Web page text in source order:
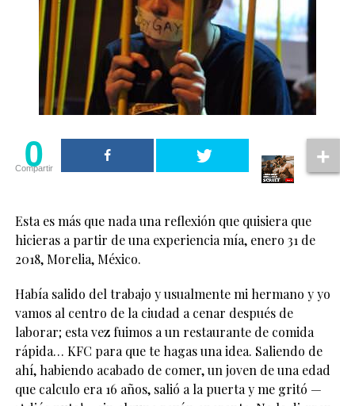
0
Compartir
Esta es más que nada una reflexión que quisiera que
hicieras a partir de una experiencia mía, enero 31 de
2018, Morelia, México.
Había salido del trabajo y usualmente mi hermano y yo
vamos al centro de la ciudad a cenar después de
laborar; esta vez fuimos a un restaurante de comida
rápida… KFC para que te hagas una idea. Saliendo de
ahí, habiendo acabado de comer, un joven de una edad
que calculo era 16 años, salió a la puerta y me gritó —